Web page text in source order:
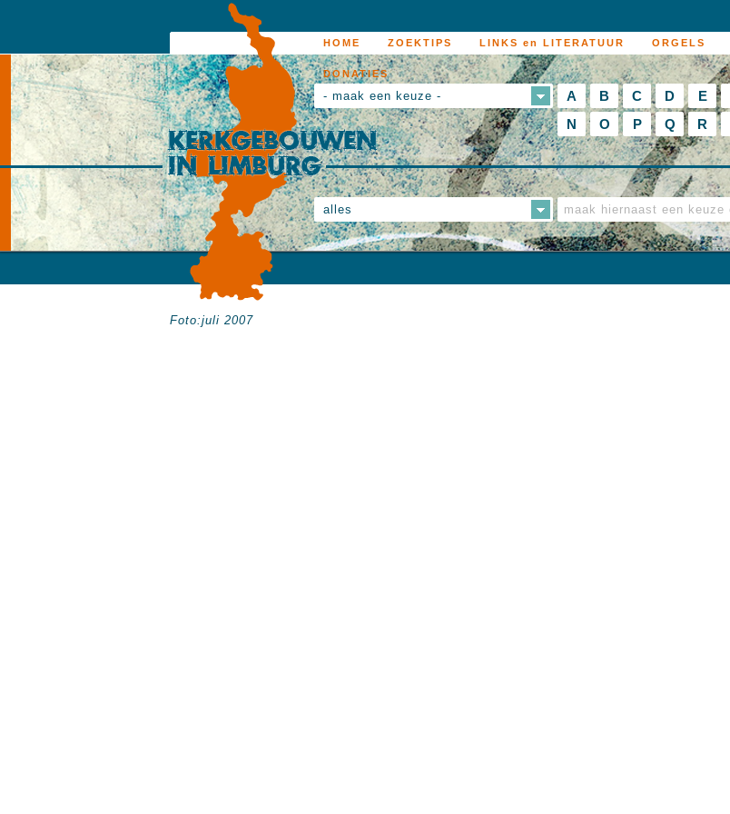
HOME ZOEKTIPS LINKS en LITERATUUR ORGELS
DONATIES
- maak een keuze - A B C D E
N
O P Q R
alles
Foto:juli 2007